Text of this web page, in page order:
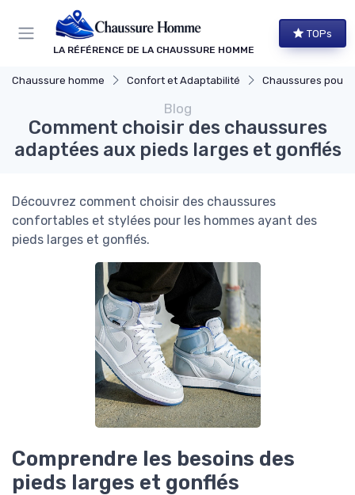
LA RÉFÉRENCE DE LA CHAUSSURE HOMME
TOPs
Chaussure homme Confort et Adaptabilité Chaussures pour Conditions
Blog
Comment choisir des chaussures
adaptées aux pieds larges et gonflés
Découvrez comment choisir des chaussures
confortables et stylées pour les hommes ayant des
pieds larges et gonflés.
Comprendre les besoins des
pieds larges et gonflés
Panneau de gestion des cookies